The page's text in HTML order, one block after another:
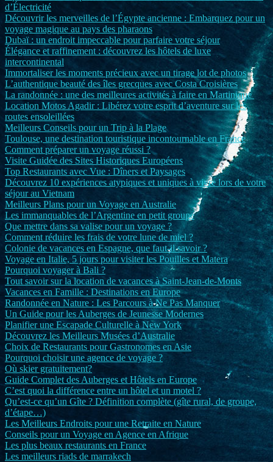
d’Électricité
Découvrir les merveilles de l’Égypte ancienne : Embarquez pour un
voyage magique au pays des pharaons
Dubaï : un endroit impeccable pour parfaire votre séjour
Élégance et raffinement : découvrez les hôtels de luxe
intercontinental
Immortaliser les moments précieux avec un tirage lot de photos
L’authentique beauté des îles grecques avec Costa Croisières
La randonnée : une des meilleures activités à faire en Martinique
Location Motos Agadir : Libérez votre esprit d’aventure sur les
routes ensoleillées
Meilleurs Conseils pour un Trip à la Plage
Toulouse, une destination touristique incontournable en France
Comment préparer un voyage réussi ?
Visite Guidée des Sites Historiques Européens
Top Restaurants avec Vue : Dîners et Paysages
Découvrez 10 expériences atypiques et uniques à vivre lors de votre
séjour au Vietnam
Meilleurs Plans pour un Voyage en Australie
Les immanquables de l’Argentine en petit groupe
Que mettre dans sa valise pour un voyage ?
Comment réduire les frais de votre lune de miel ?
Colonie de vacances en Espagne, que faut-il savoir ?
Voyage en Italie, 5 jours pour visiter les Pouilles et Matera
Pourquoi voyager à Bali ?
Tout savoir sur la location de vacances à Saint-Jean-de-Monts
Vacances en Famille : Destinations en Europe
Randonnée en Nature : Les Parcours à Ne Pas Manquer
Un Guide pour les Auberges de Jeunesse Modernes
Planifier une Escapade Culturelle à New York
Découvrez les Meilleurs Musées d’Australie
Choix de Restaurants pour Gastronomes en Asie
Pourquoi choisir une agence de voyage ?
Où skier gratuitement?
Guide Complet des Auberges et Hôtels en Europe
C’est quoi la différence entre un hôtel et un motel ?
Qu’est-ce qu’un Gîte ? Définition complète (gîte rural, de groupe,
d’étape…)
Les Meilleurs Endroits pour une Retraite en Nature
Conseils pour un Voyage en Agence en Afrique
Les plus beaux restaurants en France
Les meilleurs riads de marrakech